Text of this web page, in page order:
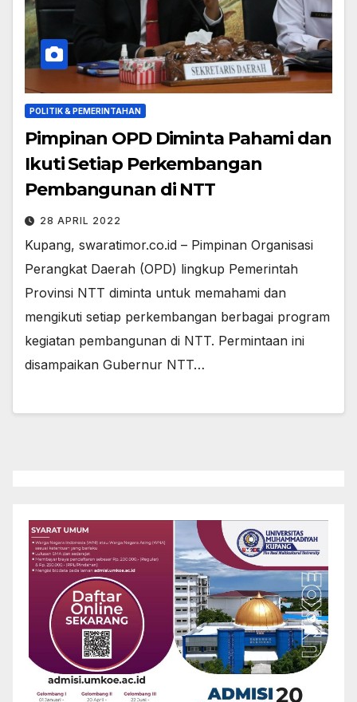
POLITIK & PEMERINTAHAN
Pimpinan OPD Diminta Pahami dan
Ikuti Setiap Perkembangan
Pembangunan di NTT
28 APRIL 2022
Kupang, swaratimor.co.id – Pimpinan Organisasi
Perangkat Daerah (OPD) lingkup Pemerintah
Provinsi NTT diminta untuk memahami dan
mengikuti setiap perkembangan berbagai program
kegiatan pembangunan di NTT. Permintaan ini
disampaikan Gubernur NTT…